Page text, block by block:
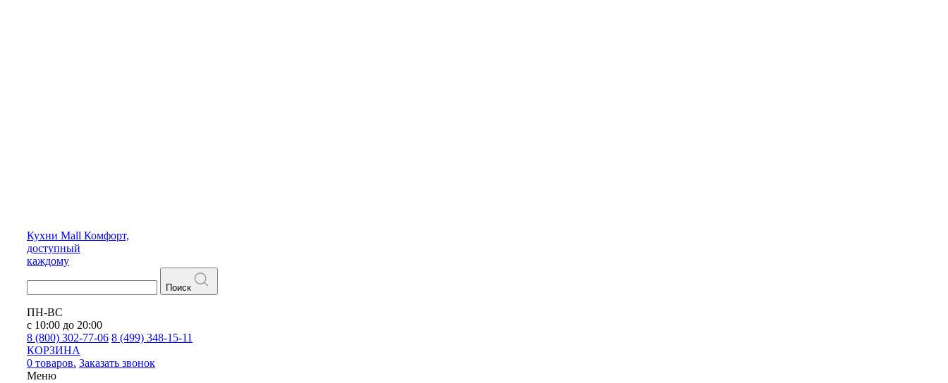
Кухни Mall Комфорт,
доступный
каждому
Поиск
ПН-ВС
с 10:00 до 20:00
8 (800) 302-77-06 8 (499) 348-15-11
КОРЗИНА
0 товаров. Заказать звонок
Меню